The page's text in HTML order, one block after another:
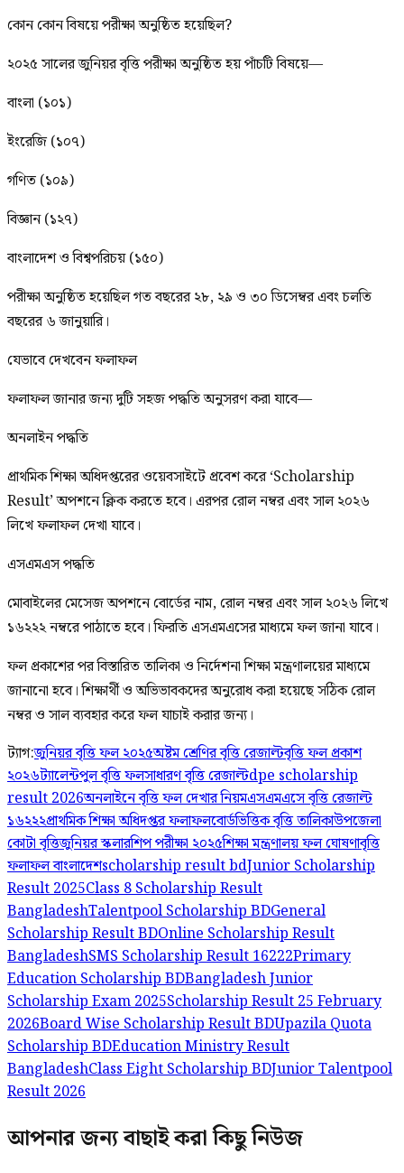
কোন কোন বিষয়ে পরীক্ষা অনুষ্ঠিত হয়েছিল?
২০২৫ সালের জুনিয়র বৃত্তি পরীক্ষা অনুষ্ঠিত হয় পাঁচটি বিষয়ে—
বাংলা (১০১)
ইংরেজি (১০৭)
গণিত (১০৯)
বিজ্ঞান (১২৭)
বাংলাদেশ ও বিশ্বপরিচয় (১৫০)
পরীক্ষা অনুষ্ঠিত হয়েছিল গত বছরের ২৮, ২৯ ও ৩০ ডিসেম্বর এবং চলতি
বছরের ৬ জানুয়ারি।
যেভাবে দেখবেন ফলাফল
ফলাফল জানার জন্য দুটি সহজ পদ্ধতি অনুসরণ করা যাবে—
অনলাইন পদ্ধতি
প্রাথমিক শিক্ষা অধিদপ্তরের ওয়েবসাইটে প্রবেশ করে ‘Scholarship
Result’ অপশনে ক্লিক করতে হবে। এরপর রোল নম্বর এবং সাল ২০২৬
লিখে ফলাফল দেখা যাবে।
এসএমএস পদ্ধতি
মোবাইলের মেসেজ অপশনে বোর্ডের নাম, রোল নম্বর এবং সাল ২০২৬ লিখে
১৬২২২ নম্বরে পাঠাতে হবে। ফিরতি এসএমএসের মাধ্যমে ফল জানা যাবে।
ফল প্রকাশের পর বিস্তারিত তালিকা ও নির্দেশনা শিক্ষা মন্ত্রণালয়ের মাধ্যমে
জানানো হবে। শিক্ষার্থী ও অভিভাবকদের অনুরোধ করা হয়েছে সঠিক রোল
নম্বর ও সাল ব্যবহার করে ফল যাচাই করার জন্য।
ট্যাগ:জুনিয়র বৃত্তি ফল ২০২৫অষ্টম শ্রেণির বৃত্তি রেজাল্টবৃত্তি ফল প্রকাশ
২০২৬ট্যালেন্টপুল বৃত্তি ফলসাধারণ বৃত্তি রেজাল্টdpe scholarship
result 2026অনলাইনে বৃত্তি ফল দেখার নিয়মএসএমএসে বৃত্তি রেজাল্ট
১৬২২২প্রাথমিক শিক্ষা অধিদপ্তর ফলাফলবোর্ডভিত্তিক বৃত্তি তালিকাউপজেলা
কোটা বৃত্তিজুনিয়র স্কলারশিপ পরীক্ষা ২০২৫শিক্ষা মন্ত্রণালয় ফল ঘোষণাবৃত্তি
ফলাফল বাংলাদেশscholarship result bdJunior Scholarship
Result 2025Class 8 Scholarship Result
BangladeshTalentpool Scholarship BDGeneral
Scholarship Result BDOnline Scholarship Result
BangladeshSMS Scholarship Result 16222Primary
Education Scholarship BDBangladesh Junior
Scholarship Exam 2025Scholarship Result 25 February
2026Board Wise Scholarship Result BDUpazila Quota
Scholarship BDEducation Ministry Result
BangladeshClass Eight Scholarship BDJunior Talentpool
Result 2026
আপনার জন্য বাছাই করা কিছু নিউজ